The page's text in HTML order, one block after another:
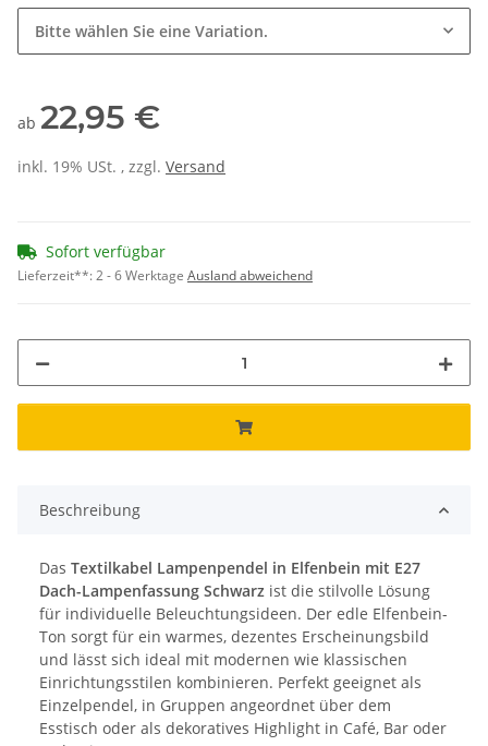
Bitte wählen Sie eine Variation.
ab 22,95 €
inkl. 19% USt. , zzgl. Versand
Sofort verfügbar
Lieferzeit**:2 - 6 Werktage Ausland abweichend
Beschreibung
Das Textilkabel Lampenpendel in Elfenbein mit E27
Dach-Lampenfassung Schwarz ist die stilvolle Lösung
für individuelle Beleuchtungsideen. Der edle Elfenbein-
Ton sorgt für ein warmes, dezentes Erscheinungsbild
und lässt sich ideal mit modernen wie klassischen
Einrichtungsstilen kombinieren. Perfekt geeignet als
Einzelpendel, in Gruppen angeordnet über dem
Esstisch oder als dekoratives Highlight in Café, Bar oder